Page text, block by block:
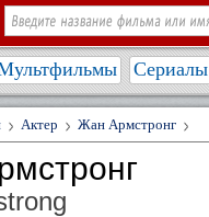
Сериалы
Актер Жан Армстронг